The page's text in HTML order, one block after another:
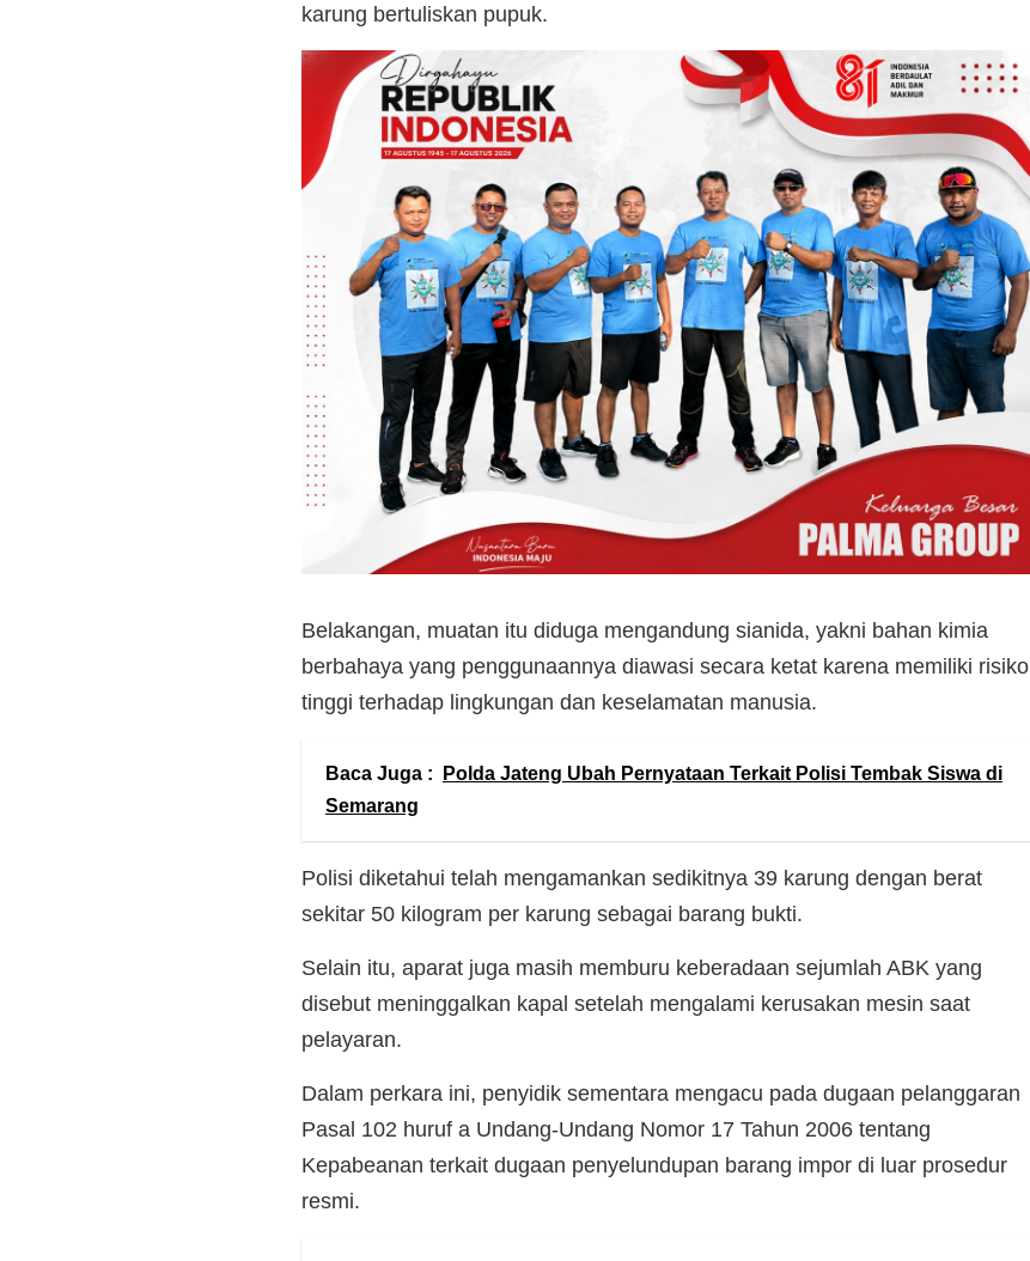
karung bertuliskan pupuk.
Belakangan, muatan itu diduga mengandung sianida, yakni bahan kimia
berbahaya yang penggunaannya diawasi secara ketat karena memiliki risiko
tinggi terhadap lingkungan dan keselamatan manusia.
Baca Juga :
Polda Jateng Ubah Pernyataan Terkait Polisi Tembak Siswa di
Semarang
Polisi diketahui telah mengamankan sedikitnya 39 karung dengan berat
sekitar 50 kilogram per karung sebagai barang bukti.
Selain itu, aparat juga masih memburu keberadaan sejumlah ABK yang
disebut meninggalkan kapal setelah mengalami kerusakan mesin saat
pelayaran.
Dalam perkara ini, penyidik sementara mengacu pada dugaan pelanggaran
Pasal 102 huruf a Undang-Undang Nomor 17 Tahun 2006 tentang
Kepabeanan terkait dugaan penyelundupan barang impor di luar prosedur
resmi.